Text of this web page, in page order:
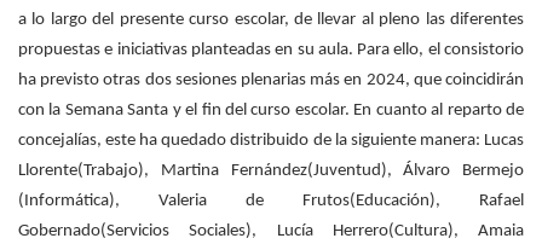
a lo largo del presente curso escolar, de llevar al pleno las diferentes
propuestas e iniciativas planteadas en su aula. Para ello, el consistorio
ha previsto otras dos sesiones plenarias más en 2024, que coincidirán
con la Semana Santa y el fin del curso escolar. En cuanto al reparto de
concejalías, este ha quedado distribuido de la siguiente manera: Lucas
Llorente(Trabajo), Martina Fernández(Juventud), Álvaro Bermejo
(Informática), Valeria de Frutos(Educación), Rafael
Gobernado(Servicios Sociales), Lucía Herrero(Cultura), Amaia